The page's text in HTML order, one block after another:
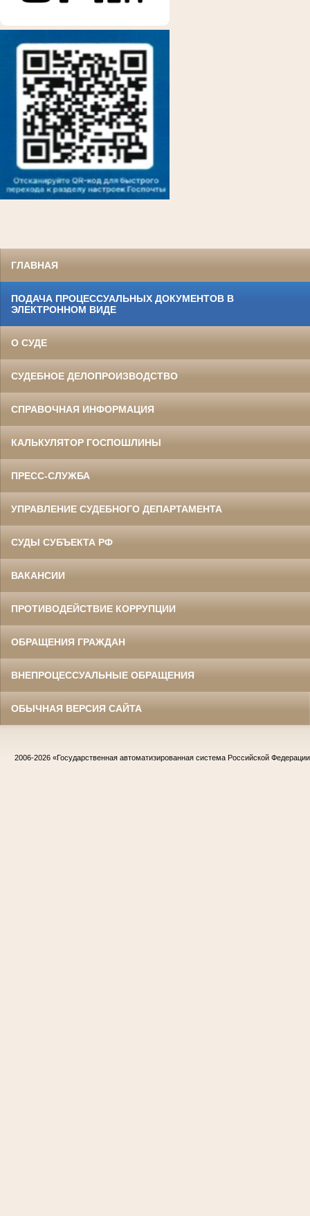
ГЛАВНАЯ
ПОДАЧА ПРОЦЕССУАЛЬНЫХ ДОКУМЕНТОВ В
ЭЛЕКТРОННОМ ВИДЕ
О СУДЕ
СУДЕБНОЕ ДЕЛОПРОИЗВОДСТВО
СПРАВОЧНАЯ ИНФОРМАЦИЯ
КАЛЬКУЛЯТОР ГОСПОШЛИНЫ
ПРЕСС-СЛУЖБА
УПРАВЛЕНИЕ СУДЕБНОГО ДЕПАРТАМЕНТА
СУДЫ СУБЪЕКТА РФ
ВАКАНСИИ
ПРОТИВОДЕЙСТВИЕ КОРРУПЦИИ
ОБРАЩЕНИЯ ГРАЖДАН
ВНЕПРОЦЕССУАЛЬНЫЕ ОБРАЩЕНИЯ
ОБЫЧНАЯ ВЕРСИЯ САЙТА
2006-2026 «Государственная автоматизированная система Российской